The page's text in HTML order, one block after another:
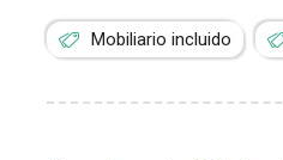
Mobiliario incluido